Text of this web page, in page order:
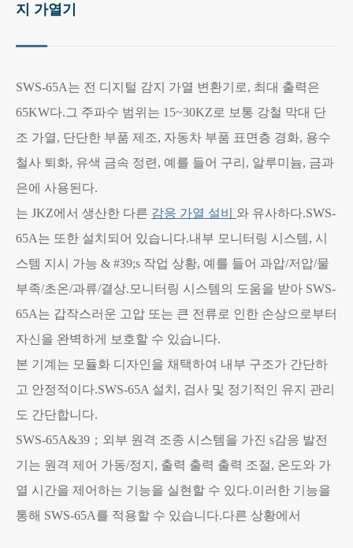
지 가열기
SWS-65A는 전 디지털 감지 가열 변환기로, 최대 출력은
65KW다.그 주파수 범위는 15~30KZ로 보통 강철 막대 단
조 가열, 단단한 부품 제조, 자동차 부품 표면층 경화, 용수
철사 퇴화, 유색 금속 정련, 예를 들어 구리, 알루미늄, 금과
은에 사용된다.
는 JKZ에서 생산한 다른 감응 가열 설비 와 유사하다.SWS-
65A는 또한 설치되어 있습니다.내부 모니터링 시스템, 시
스템 지시 가능 & #39;s 작업 상황, 예를 들어 과압/저압/물
부족/초온/과류/결상.모니터링 시스템의 도움을 받아 SWS-
65A는 갑작스러운 고압 또는 큰 전류로 인한 손상으로부터
자신을 완벽하게 보호할 수 있습니다.
본 기계는 모듈화 디자인을 채택하여 내부 구조가 간단하
고 안정적이다.SWS-65A 설치, 검사 및 정기적인 유지 관리
도 간단합니다.
SWS-65A&39；외부 원격 조종 시스템을 가진 s감응 발전
기는 원격 제어 가동/정지, 출력 출력 출력 조절, 온도와 가
열 시간을 제어하는 기능을 실현할 수 있다.이러한 기능을
통해 SWS-65A를 적용할 수 있습니다.다른 상황에서